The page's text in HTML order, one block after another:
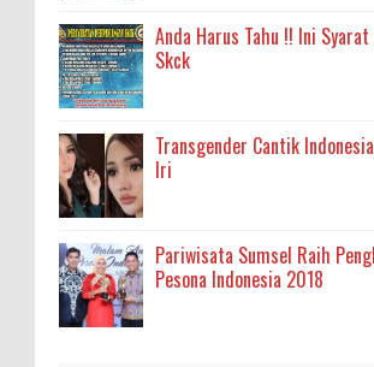
Anda Harus Tahu !! Ini
Skck
Transgender Cantik
Iri
Pariwisata Sumsel Raih
Pesona Indonesia 2018